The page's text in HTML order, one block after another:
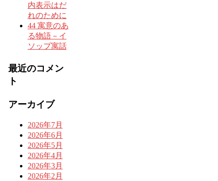
内表示はだ
れのために
44 寓意のあ
る物語－イ
ソップ寓話
最近のコメン
ト
アーカイブ
2026年7月
2026年6月
2026年5月
2026年4月
2026年3月
2026年2月